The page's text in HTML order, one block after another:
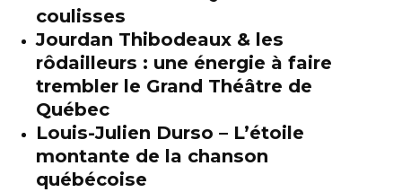
coulisses
Jourdan Thibodeaux & les
rôdailleurs : une énergie à faire
trembler le Grand Théâtre de
Québec
Louis-Julien Durso – L’étoile
montante de la chanson
québécoise